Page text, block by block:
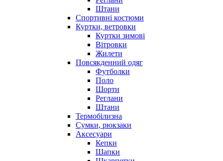
Штани
Спортивні костюми
Куртки, ветровки
Куртки зимові
Вітровки
Жилети
Повсякденний одяг
Футболки
Поло
Шорти
Реглани
Штани
Термобілизна
Сумки, рюкзаки
Аксесуари
Кепки
Шапки